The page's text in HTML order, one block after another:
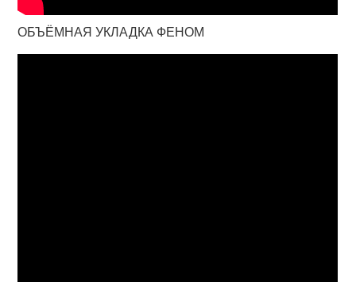
ОБЪЁМНАЯ УКЛАДКА ФЕНОМ